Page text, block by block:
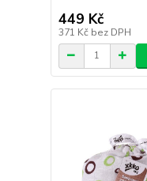
449 Kč
371 Kč bez DPH